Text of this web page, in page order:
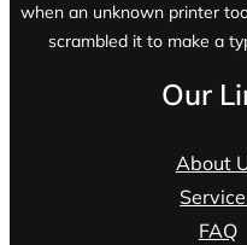
when an unknown printer
scrambled it to make a
Our
About
FAQ